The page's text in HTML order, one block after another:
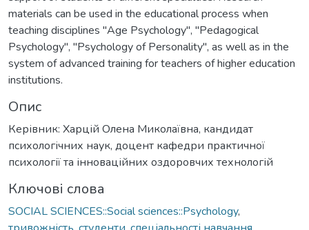
materials can be used in the educational process when
teaching disciplines "Age Psychology", "Pedagogical
Psychology", "Psychology of Personality", as well as in the
system of advanced training for teachers of higher education
institutions.
Опис
Керівник: Харцій Олена Миколаївна, кандидат
психологічних наук, доцент кафедри практичної
психології та інноваційних оздоровчих технологій
Ключові слова
SOCIAL SCIENCES::Social sciences::Psychology,